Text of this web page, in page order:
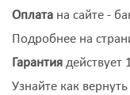
Оплата на сайте -
Подробнее на
Гарантия действует
Узнайте как